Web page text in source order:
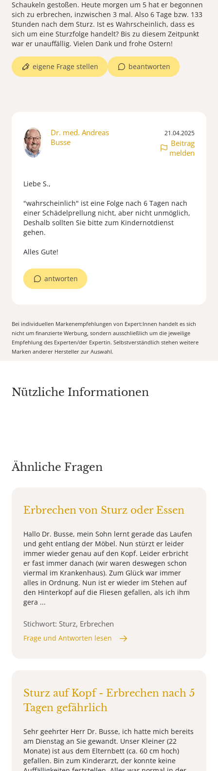
Schaukeln gestoßen. Heute morgen um 5 hat er begonnen
sich zu erbrechen, inzwischen 3 mal. Also 6 Tage bzw. 133
Stunden nach dem Sturz. Ist es Wahrscheinlich, dass es
sich um eine Sturzfolge handelt? Bis zu diesem Zeitpunkt
beantworten
eigene Frage stellen
Dr. med. Andreas
Busse
21.04.2025
Beitrag
melden
Liebe S.,
"wahrscheinlich" ist eine Folge nach 6 Tagen nach
einer Schädelprellung nicht, aber nicht unmöglich,
Deshalb sollten Sie bitte zum Kindernotdienst
gehen.
antworten
Bei individuellen Markenempfehlungen von Expert:Innen handelt es sich
nicht um finanzierte Werbung, sondern ausschließlich um die jeweilige
Empfehlung des Experten/der Expertin. Selbstverständlich stehen weitere
Marken anderer Hersteller zur Auswahl.
Nützliche Informationen
Ähnliche Fragen
Erbrechen von Sturz oder Essen
Hallo Dr. Busse, mein Sohn lernt gerade das Laufen
und geht entlang der Möbel. Nun stürzt er leider
immer wieder genau auf den Kopf. Leider erbricht
er fast immer danach (wir waren deswegen schon
viermal im Krankenhaus). Zum Glück war immer
alles in Ordnung. Nun ist er wieder im Stehen auf
den Hinterkopf auf die Fliesen gefallen, als ich ihm
gera ...
Stichwort: Sturz, Erbrechen
Frage und Antworten lesen
Sturz auf Kopf - Erbrechen nach 5
Tagen gefährlich
Sehr geehrter Herr Dr. Busse, ich hatte mich bereits
am Dienstag an Sie gewandt. Unser Kleiner (22
Monate) ist aus dem Elternbett (ca. 60 cm hoch)
gefallen. Bin zum Kinderarzt, der konnte keine